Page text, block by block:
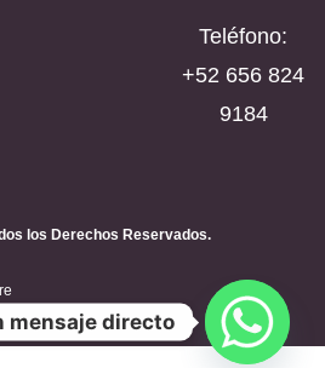
Teléfono:
‪+52 656 824
9184‬
los Derechos Reservados.
mensaje directo